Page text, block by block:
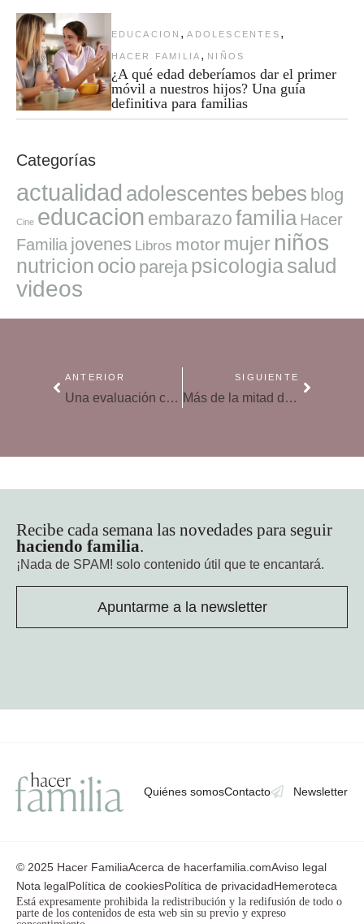
EDUCACION , ADOLESCENTES ,
HACER FAMILIA , NIÑOS
¿A qué edad deberíamos dar el primer
móvil a nuestros hijos? Una guía
definitiva para familias
Categorías
actualidad adolescentes bebes blog
Cine educacion embarazofamilia Hacer
Familia jovenes Libros motor mujer niños
nutricion ocio pareja psicologiasalud
videos
ANTERIOR
Una evaluación continua es más importante que el modo de calificación, según los expertos
SIGUIENTE
Más de la mitad de los colegios externalizan sus servicios de comedor
Recibe cada semana las novedades para seguir
haciendo familia.
¡Nada de SPAM! solo contenido útil que te encantará.
Apuntarme a la newsletter
Quiénes somosContacto Newsletter
© 2025 Hacer FamiliaAcerca de hacerfamilia.comAviso legal
Nota legalPolítica de cookiesPolítica de privacidadHemeroteca
Está expresamente prohibida la redistribución y la redifusión de todo o
parte de los contenidos de esta web sin su previo y expreso